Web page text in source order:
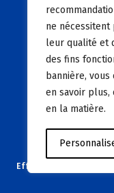
ne nécessitent
leur qualité et
des fins
bannière,
en savoir plus,
en la matière.
Effacer les filtres